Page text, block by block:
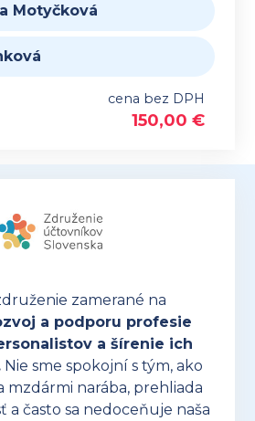
Motyčková
cena bez DPH
150,00 €
zamerané na
a podporu profesie
a šírenie ich
Nie sme spokojní s tým, ako
mzdármi narába, prehliada
a často sa nedoceňuje naša